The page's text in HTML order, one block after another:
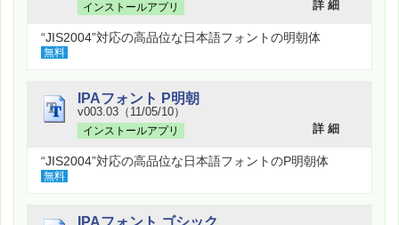
インストールアプリ
詳 細
“JIS2004”対応の高品位な日本語フォントの明朝体
無料
IPAフォント P明朝
v003.03（11/05/10）
インストールアプリ
詳 細
“JIS2004”対応の高品位な日本語フォントのP明朝体
無料
IPAフォント ゴシック